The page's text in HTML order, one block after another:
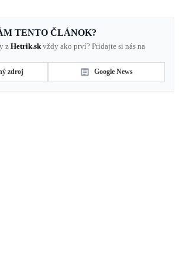
TENTO ČLÁNOK?
z Hetrik.sk vždy ako prví? Pridajte si nás na
zdroj Google News